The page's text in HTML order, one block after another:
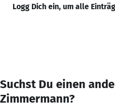
Logg Dich ein, um alle
Suchst Du einen
Zimmermann?